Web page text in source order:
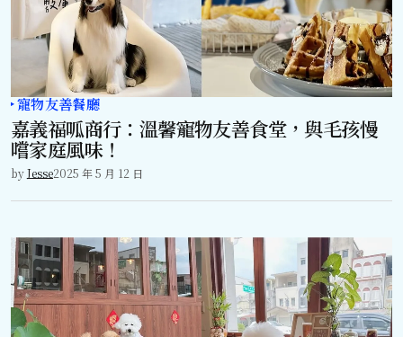
寵物友善餐廳
嘉義福呱商行：溫馨寵物友善食堂，與毛孩慢
嚐家庭風味！
byJesse2025 年 5 月 12 日